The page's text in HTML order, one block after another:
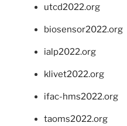
utcd2022.org
biosensor2022.org
ialp2022.org
klivet2022.org
ifac-hms2022.org
taoms2022.org